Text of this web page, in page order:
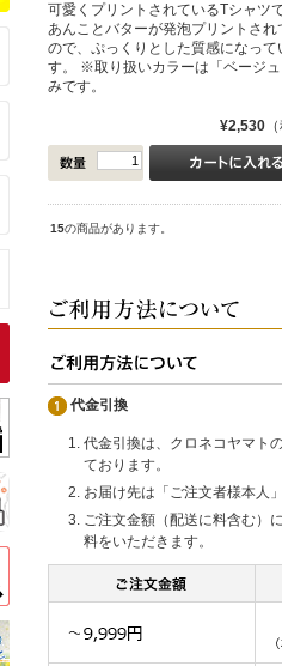
可愛くプリントされているTシャツ
あんことバターが発泡プリントされ
ので、ぷっくりとした質感になって
す。 ※取り扱いカラーは「ベージ
みです。
¥2,530
15の商品があります。
代金引換
代金引換は、クロネコヤマト
ております。
お届け先は「ご注文者様本人
ご注文金額（配送に料含む）
料をいただきます。